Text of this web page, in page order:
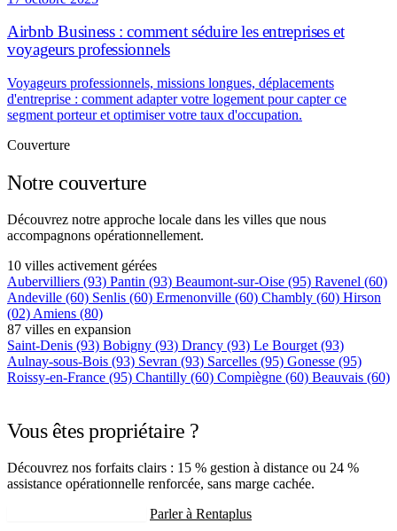
Airbnb Business : comment séduire les entreprises et
voyageurs professionnels
Voyageurs professionnels, missions longues, déplacements
d'entreprise : comment adapter votre logement pour capter ce
segment porteur et optimiser votre taux d'occupation.
Couverture
Notre couverture
Découvrez notre approche locale dans les villes que nous
accompagnons opérationnellement.
10 villes activement gérées
Aubervilliers (93) Pantin (93) Beaumont-sur-Oise (95) Ravenel (60)
Andeville (60) Senlis (60) Ermenonville (60) Chambly (60) Hirson
(02) Amiens (80)
87 villes en expansion
Saint-Denis (93) Bobigny (93) Drancy (93) Le Bourget (93)
Aulnay-sous-Bois (93) Sevran (93) Sarcelles (95) Gonesse (95)
Roissy-en-France (95) Chantilly (60) Compiègne (60) Beauvais (60)
Vous êtes propriétaire ?
Découvrez nos forfaits clairs : 15 % gestion à distance ou 24 %
assistance opérationnelle renforcée, sans marge cachée.
Parler à Rentaplus